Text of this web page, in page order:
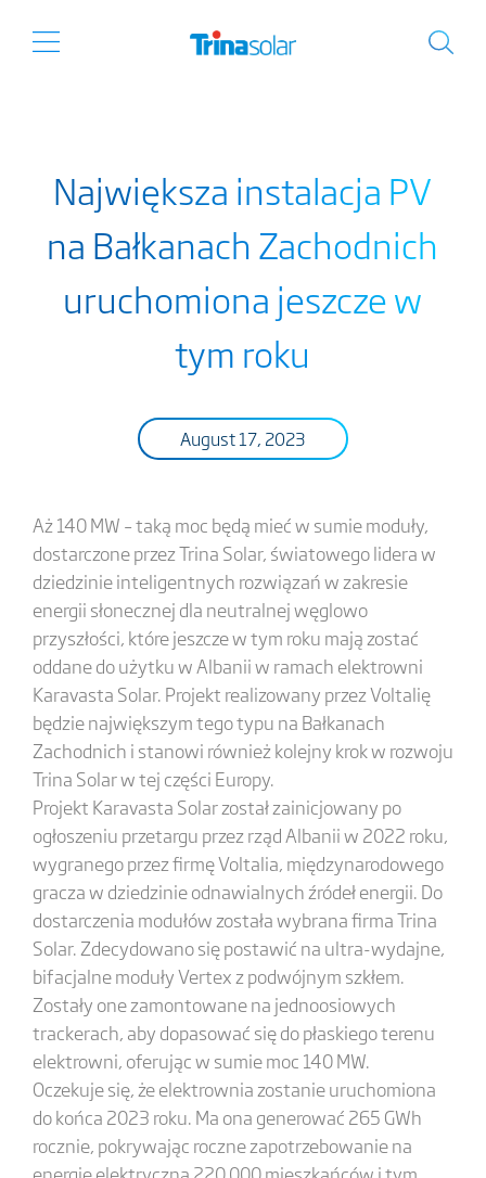
Największa instalacja PV
na Bałkanach Zachodnich
uruchomiona jeszcze w
tym roku
August 17, 2023
Aż 140 MW – taką moc będą mieć w sumie moduły,
dostarczone przez Trina Solar, światowego lidera w
dziedzinie inteligentnych rozwiązań w zakresie
energii słonecznej dla neutralnej węglowo
przyszłości, które jeszcze w tym roku mają zostać
oddane do użytku w Albanii w ramach elektrowni
Karavasta Solar. Projekt realizowany przez Voltalię
będzie największym tego typu na Bałkanach
Zachodnich i stanowi również kolejny krok w rozwoju
Trina Solar w tej części Europy.
Projekt Karavasta Solar został zainicjowany po
ogłoszeniu przetargu przez rząd Albanii w 2022 roku,
wygranego przez firmę Voltalia, międzynarodowego
gracza w dziedzinie odnawialnych źródeł energii. Do
dostarczenia modułów została wybrana firma Trina
Solar. Zdecydowano się postawić na ultra-wydajne,
bifacjalne moduły Vertex z podwójnym szkłem.
Zostały one zamontowane na jednoosiowych
trackerach, aby dopasować się do płaskiego terenu
elektrowni, oferując w sumie moc 140 MW.
Oczekuje się, że elektrownia zostanie uruchomiona
do końca 2023 roku. Ma ona generować 265 GWh
rocznie, pokrywając roczne zapotrzebowanie na